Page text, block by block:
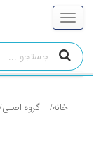
خانه گروه اصلی